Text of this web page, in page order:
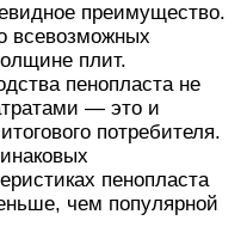
преимущество.
всевозможных
плит.
пенопласта не
— это и
потребителя.
пенопласта
чем популярной